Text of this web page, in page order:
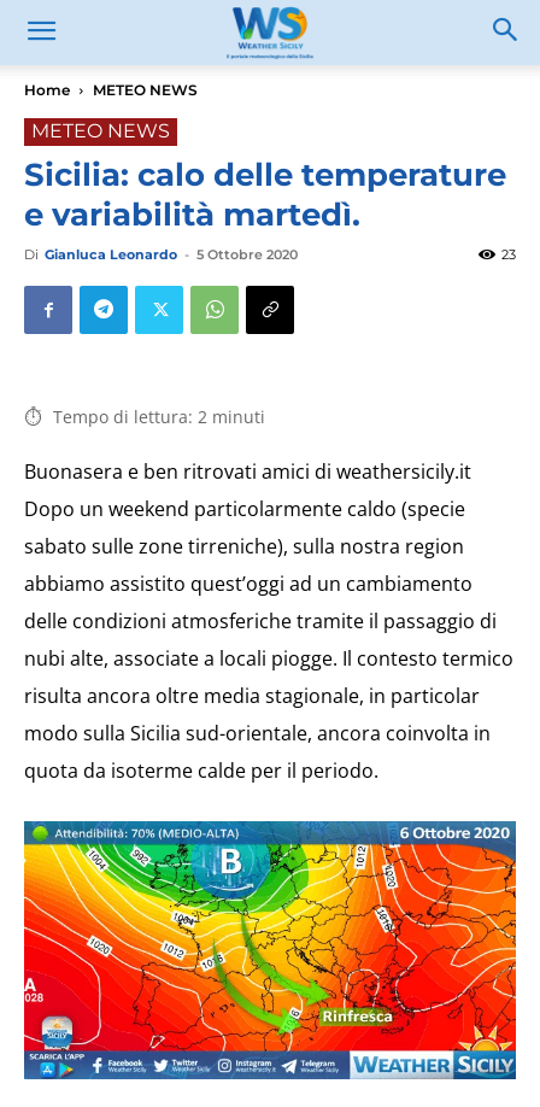
Home METEO NEWS
METEO NEWS
Sicilia: calo delle temperature
e variabilità martedì.
Di Gianluca Leonardo - 5 Ottobre 2020 23
Tempo di lettura: 2 minuti
Buonasera e ben ritrovati amici di weathersicily.it
Dopo un weekend particolarmente caldo (specie
sabato sulle zone tirreniche), sulla nostra region
abbiamo assistito quest’oggi ad un cambiamento
delle condizioni atmosferiche tramite il passaggio di
nubi alte, associate a locali piogge. Il contesto termico
risulta ancora oltre media stagionale, in particolar
modo sulla Sicilia sud-orientale, ancora coinvolta in
quota da isoterme calde per il periodo.